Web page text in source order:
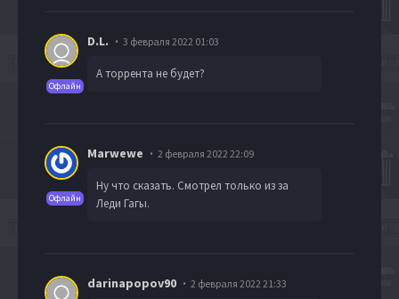
Офлайн
D.L. 3 февраля 2022 01:03
А торрента не будет?
Офлайн
Marwewe 2 февраля 2022 22:09
Ну что сказать. Смотрел только из за
Леди Гагы.
darinapopov90 2 февраля 2022 21:33